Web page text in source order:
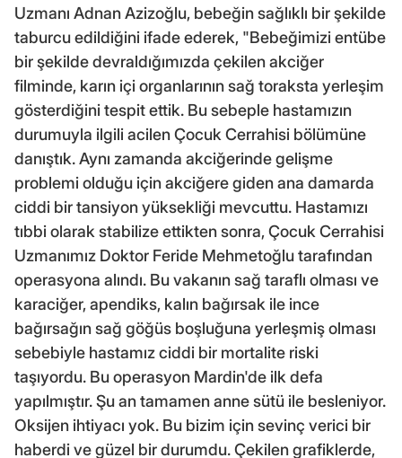
Uzmanı Adnan Azizoğlu, bebeğin sağlıklı bir şekilde
taburcu edildiğini ifade ederek, "Bebeğimizi entübe
bir şekilde devraldığımızda çekilen akciğer
filminde, karın içi organlarının sağ toraksta yerleşim
gösterdiğini tespit ettik. Bu sebeple hastamızın
durumuyla ilgili acilen Çocuk Cerrahisi bölümüne
danıştık. Aynı zamanda akciğerinde gelişme
problemi olduğu için akciğere giden ana damarda
ciddi bir tansiyon yüksekliği mevcuttu. Hastamızı
tıbbi olarak stabilize ettikten sonra, Çocuk Cerrahisi
Uzmanımız Doktor Feride Mehmetoğlu tarafından
operasyona alındı. Bu vakanın sağ taraflı olması ve
karaciğer, apendiks, kalın bağırsak ile ince
bağırsağın sağ göğüs boşluğuna yerleşmiş olması
sebebiyle hastamız ciddi bir mortalite riski
taşıyordu. Bu operasyon Mardin'de ilk defa
yapılmıştır. Şu an tamamen anne sütü ile besleniyor.
Oksijen ihtiyacı yok. Bu bizim için sevinç verici bir
haberdi ve güzel bir durumdu. Çekilen grafiklerde,